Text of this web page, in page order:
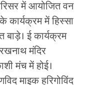
में आयोजित वन
कार्यक्रम में हिस्सा
ई कार्यक्रम
मंदिर
मंच में होई।
माइक हरिगोविंद